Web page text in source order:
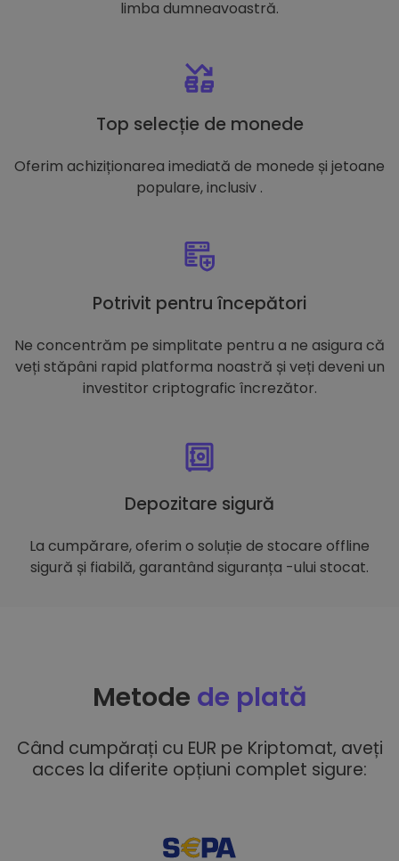
limba dumneavoastră.
Top selecție de monede
Oferim achiziționarea imediată de monede și jetoane
populare, inclusiv .
Potrivit pentru începători
Ne concentrăm pe simplitate pentru a ne asigura că
veți stăpâni rapid platforma noastră și veți deveni un
investitor criptografic încrezător.
Depozitare sigură
La cumpărare, oferim o soluție de stocare offline
sigură și fiabilă, garantând siguranța -ului stocat.
Metode de plată
Când cumpărați cu EUR pe Kriptomat, aveți
acces la diferite opțiuni complet sigure: